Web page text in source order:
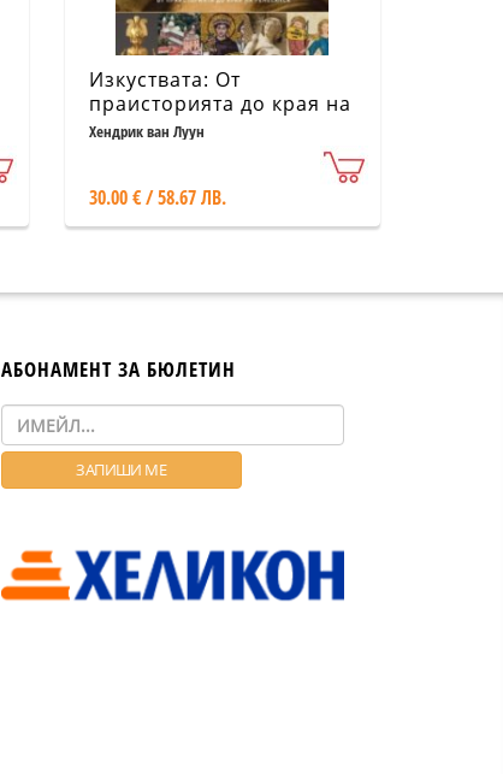
Изкуствата: От
праисторията до края на
Ренесанса
Хендрик ван Луун
30.00 € / 58.67 ЛВ.
АБОНАМЕНТ ЗА БЮЛЕТИН